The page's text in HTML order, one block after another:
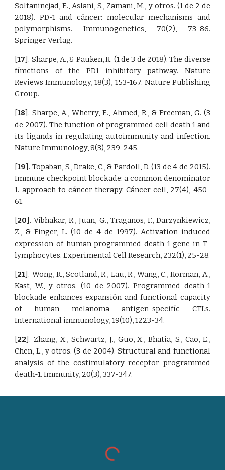
Soltaninejad, E., Aslani, S., Zamani, M., y otros. (1 de 2 de
2018). PD-1 and cáncer: molecular mechanisms and
polymorphisms. Immunogenetics, 70(2), 73-86.
Springer Verlag.
[17]. Sharpe, A., & Pauken, K. (1 de 3 de 2018). The diverse
fímctions of the PD1 inhibitory pathway. Nature
Reviews Immunology, 18(3), 153-167. Nature Publishing
Group.
[18]. Sharpe, A., Wherry, E., Ahmed, R., & Freeman, G. (3
de 2007). The function of programmed cell death 1 and
its ligands in regulating autoimmunity and infection.
Nature Immunology, 8(3), 239-245.
[19]. Topaban, S., Drake, C., & Pardoll, D. (13 de 4 de 2015).
Immune checkpoint blockade: a common denominator
1. approach to cáncer therapy. Cáncer cell, 27(4), 450-
61.
[20]. Vibhakar, R., Juan, G., Traganos, F., Darzynkiewicz,
Z., & Finger, L. (10 de 4 de 1997). Activation-induced
expression of human programmed death-1 gene in T-
lymphocytes. Experimental Cell Research, 232(1), 25-28.
[21]. Wong, R., Scotland, R., Lau, R., Wang, C., Korman, A.,
Kast, W., y otros. (10 de 2007). Programmed death-1
blockade enhances expansión and functional capacity
of human melanoma antigen-specifíc CTLs.
International immunology, 19(10), 1223-34.
[22]. Zhang, X., Schwartz, J., Guo, X., Bhatia, S., Cao, E.,
Chen, L., y otros. (3 de 2004). Structural and functional
analysis of the costimulatory receptor programmed
death-1. Immunity, 20(3), 337-347.